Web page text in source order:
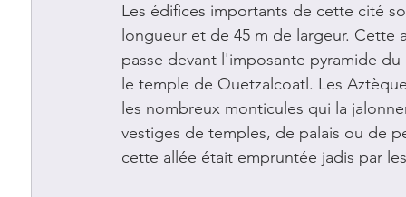
Les édifices importants de cette cité
longueur et de 45 m de largeur. Cette
passe devant l'imposante pyramide
le temple de Quetzalcoatl. Les
les nombreux monticules qui la
vestiges de temples, de palais ou de
cette allée était empruntée jadis par